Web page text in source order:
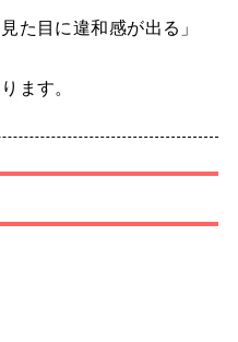
た目に違和感が出る」
ます。